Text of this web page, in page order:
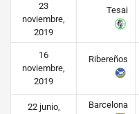
23
noviembre,
2019
Tesai
16
noviembre,
2019
Ribereños
22 junio,
Barcelona